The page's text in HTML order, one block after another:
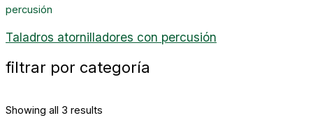
percusión
Taladros atornilladores con percusión
filtrar por categoría
Showing all 3 results